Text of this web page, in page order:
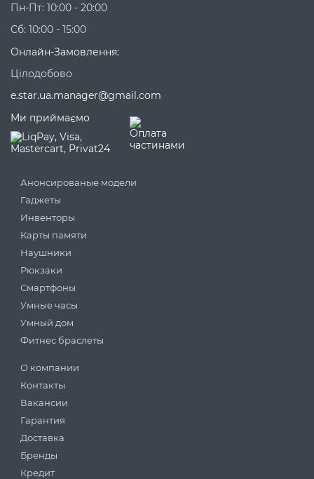
Пн-Пт: 10:00 - 20:00
Сб: 10:00 - 15:00
Онлайн-Замовлення:
Цілодобово
e.star.ua.manager@gmail.com
Ми приймаємо
Анонсированые модели
Гаджеты
Инвенторы
Карты памяти
Наушники
Рюкзаки
Смартфоны
Умные часы
Умный дом
Фитнес браслеты
О компании
Контакты
Вакансии
Гарантия
Доставка
Бренды
Кредит